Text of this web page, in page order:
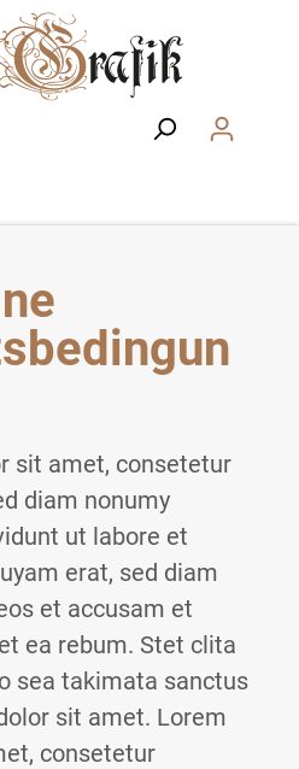
sit amet, consetetur
diam nonumy
ut labore et
erat, sed diam
et accusam et
ea rebum. Stet clita
sea takimata sanctus
sit amet. Lorem
consetetur